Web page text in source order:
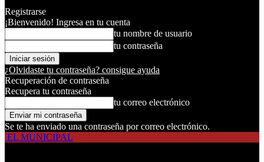
Registrarse
¡Bienvenido! Ingresa en tu cuenta
tu nombre de usuario
tu contraseña
¿Olvidaste tu contraseña? consigue ayuda
Recuperación de contraseña
Recupera tu contraseña
tu correo electrónico
Se te ha enviado una contraseña por correo electrónico.
EL MUNICIPAL